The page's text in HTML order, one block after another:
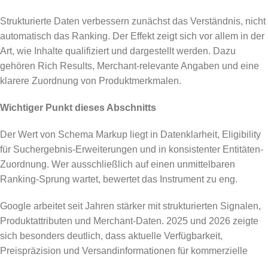
Strukturierte Daten verbessern zunächst das Verständnis, nicht
automatisch das Ranking. Der Effekt zeigt sich vor allem in der
Art, wie Inhalte qualifiziert und dargestellt werden. Dazu
gehören Rich Results, Merchant-relevante Angaben und eine
klarere Zuordnung von Produktmerkmalen.
Wichtiger Punkt dieses Abschnitts
Der Wert von Schema Markup liegt in Datenklarheit, Eligibility
für Suchergebnis-Erweiterungen und in konsistenter Entitäten-
Zuordnung. Wer ausschließlich auf einen unmittelbaren
Ranking-Sprung wartet, bewertet das Instrument zu eng.
Google arbeitet seit Jahren stärker mit strukturierten Signalen,
Produktattributen und Merchant-Daten. 2025 und 2026 zeigte
sich besonders deutlich, dass aktuelle Verfügbarkeit,
Preispräzision und Versandinformationen für kommerzielle